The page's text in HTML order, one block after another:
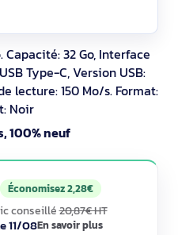
32 Go, Interface
Type-C, Version USB:
lecture: 150 Mo/s. Format:
Noir
100% neuf
Économisez 2,28€
conseillé20,87€ HT
11/08En savoir plus